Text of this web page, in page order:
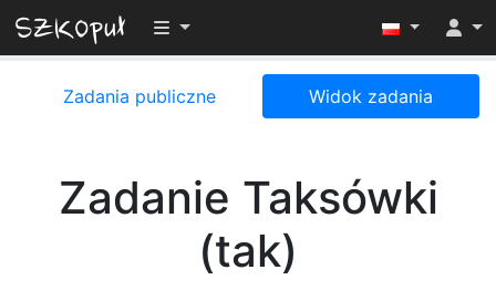
Przełącz widoczność menu
Zadania publiczne Widok zadania
Zadanie Taksówki
(tak)